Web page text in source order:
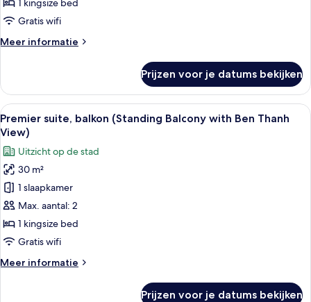
Balcony)
1 kingsize bed
Gratis wifi
Meer informatie
Meer
kamer,
balkon
(Standing
Balcony)
Prijzen voor je datums bekijken
Alle
foto's
voor
Premier
suite,
balkon
(Standing
Balcony
with
Thanh
Een moderne hotelkamer met een
6
Premier suite, balkon (Standing Balcony with Ben Thanh
View)
Uitzicht op de stad
30 m²
1 slaapkamer
Max. aantal: 2
1 kingsize bed
Gratis wifi
Meer informatie
Meer
Prijzen voor je datums bekijken